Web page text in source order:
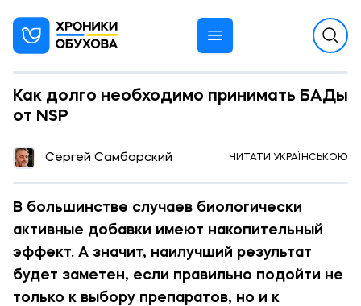
Как долго необходимо принимать БАДы
от NSP
РЕКЛАМА
Сергей Самборский ЧИТАТИ УКРАЇНСЬКОЮ
В большинстве случаев биологически
активные добавки имеют накопительный
эффект. А значит, наилучший результат
будет заметен, если правильно подойти не
только к выбору препаратов, но и к